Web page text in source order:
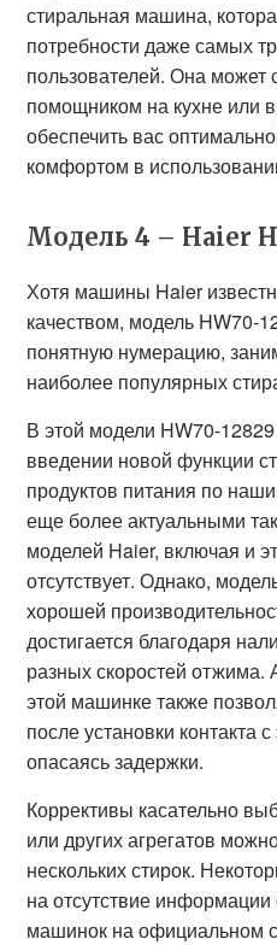
стиральная машина,
потребности даже самых
пользователей. Она может
помощником на кухне или
обеспечить вас
комфортом в
Модель 4 – Haier
Хотя машины Haier
качеством, модель HW70-
понятную нумерацию,
наиболее популярных
В этой модели HW70-
введении новой функции
продуктов питания по
еще более актуальными
моделей Haier, включая и
отсутствует. Однако,
хорошей
достигается благодаря
разных скоростей отжима.
этой машинке также
после установки контакта
опасаясь задержки.
Коррективы касательно
или других агрегатов
нескольких стирок.
на отсутствие информации
машинок на официальном